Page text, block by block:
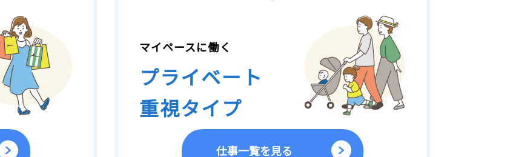
マイペースに働く
プライベート
重視タイプ
仕事一覧を見る